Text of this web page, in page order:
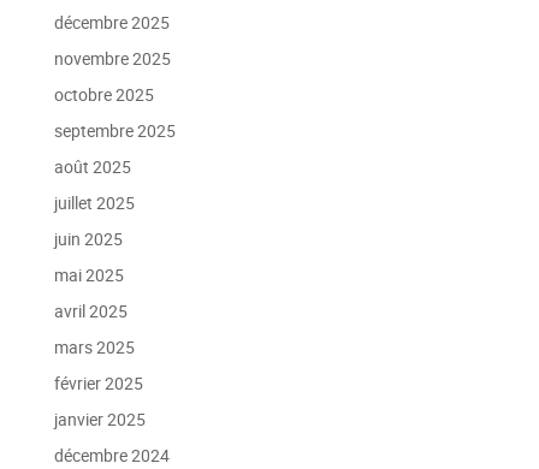
décembre 2025
novembre 2025
octobre 2025
septembre 2025
août 2025
juillet 2025
juin 2025
mai 2025
avril 2025
mars 2025
février 2025
janvier 2025
décembre 2024